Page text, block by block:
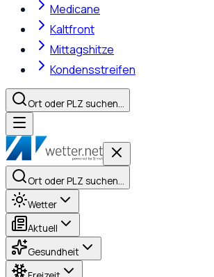
Medicane
Kaltfront
Mittagshitze
Kondensstreifen
Ort oder PLZ suchen…
Ort oder PLZ suchen…
Wetter
Aktuell
Gesundheit